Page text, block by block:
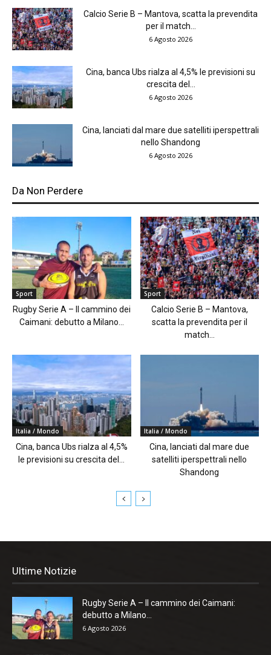
Calcio Serie B – Mantova, scatta la prevendita
per il match...
6 Agosto 2026
Cina, banca Ubs rialza al 4,5% le previsioni su
crescita del...
6 Agosto 2026
Cina, lanciati dal mare due satelliti iperspettrali
nello Shandong
6 Agosto 2026
Da Non Perdere
Sport
Rugby Serie A – Il cammino dei
Caimani: debutto a Milano...
Sport
Calcio Serie B – Mantova,
scatta la prevendita per il
match...
Italia / Mondo
Cina, banca Ubs rialza al 4,5%
le previsioni su crescita del...
Italia / Mondo
Cina, lanciati dal mare due
satelliti iperspettrali nello
Shandong
Ultime Notizie
Rugby Serie A – Il cammino dei Caimani:
debutto a Milano...
6 Agosto 2026